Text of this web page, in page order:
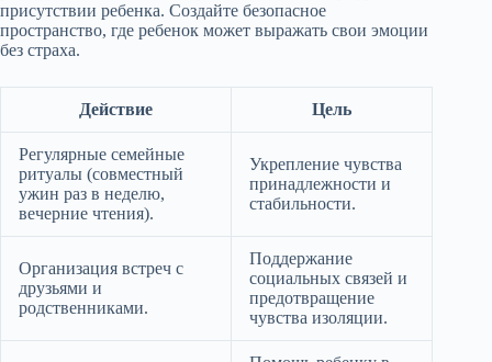
присутствии ребенка. Создайте безопасное
пространство, где ребенок может выражать свои эмоции
без страха.
Действие Цель
Регулярные семейные
ритуалы (совместный
ужин раз в неделю,
вечерние чтения).
Укрепление чувства
принадлежности и
стабильности.
Организация встреч с
друзьями и
родственниками.
Поддержание
социальных связей и
предотвращение
чувства изоляции.